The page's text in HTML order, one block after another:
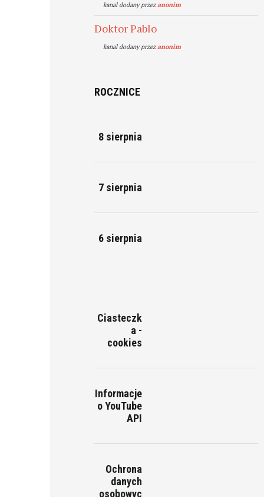
kanal dodany przezanonim
Doktor Pablo
kanal dodany przezanonim
ROCZNICE
8 sierpnia
7 sierpnia
6 sierpnia
Ciasteczk
a -
cookies
Informacje
o YouTube
API
Ochrona
danych
osobowyc